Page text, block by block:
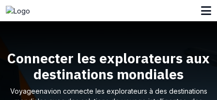
Connecter les explorateurs aux
destinations mondiales
Voyageenavion connecte les explorateurs à des destinations